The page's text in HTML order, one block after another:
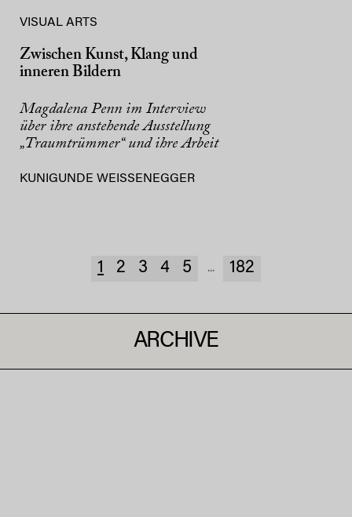
VISUAL ARTS
Zwischen Kunst, Klang und
inneren Bildern
Magdalena Penn im Interview
über ihre anstehende Ausstellung
„Traumtrümmer“ und ihre Arbeit
KUNIGUNDE WEISSENEGGER
1 2 3 4 5 ... 182
ARCHIVE